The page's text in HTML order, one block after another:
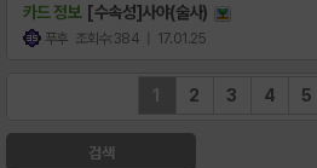
카드 정보 [수속성]사야(술사)
푸후 조회수:384 | 17.01.25
1 2 3 4 5
검색